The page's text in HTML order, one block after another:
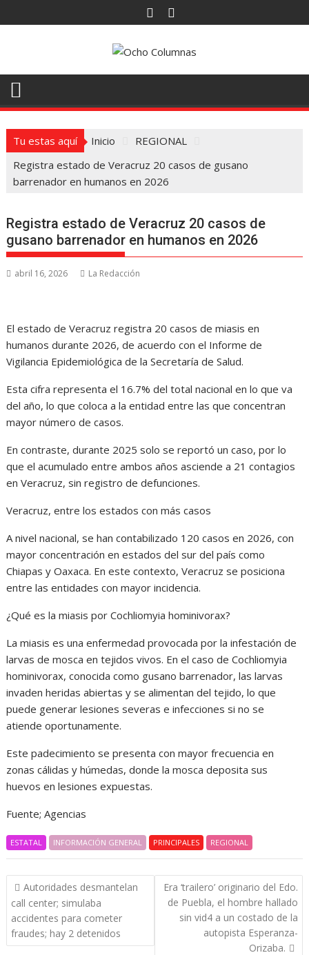
al
Tu estas aquí Inicio
REGIONAL
Registra estado de Veracruz 20 casos de gusano
barrenador en humanos en 2026
Registra estado de Veracruz 20 casos de
gusano barrenador en humanos en 2026
abril 16, 2026 La Redacción
El estado de Veracruz registra 20 casos de miasis en
humanos durante 2026, de acuerdo con el Informe de
Vigilancia Epidemiológica de la Secretaría de Salud.
Esta cifra representa el 16.7% del total nacional en lo que va
del año, lo que coloca a la entidad entre las que concentran
mayor número de casos.
En contraste, durante 2025 solo se reportó un caso, por lo
que el acumulado entre ambos años asciende a 21 contagios
en Veracruz, sin registro de defunciones.
Veracruz, entre los estados con más casos
A nivel nacional, se han contabilizado 120 casos en 2026, con
mayor concentración en estados del sur del país como
Chiapas y Oaxaca. En este contexto, Veracruz se posiciona
entre las entidades con mayor incidencia.
¿Qué es la miasis por Cochliomyia hominivorax?
La miasis es una enfermedad provocada por la infestación de
larvas de mosca en tejidos vivos. En el caso de Cochliomyia
hominivorax, conocida como gusano barrenador, las larvas
invaden heridas abiertas y se alimentan del tejido, lo que
puede generar lesiones severas e infecciones si no se
atiende oportunamente.
Este padecimiento se presenta con mayor frecuencia en
zonas cálidas y húmedas, donde la mosca deposita sus
huevos en lesiones expuestas.
Fuente; Agencias
ESTATAL INFORMACIÓN GENERAL PRINCIPALES REGIONAL
Navegación
de
entradas
Autoridades desmantelan
call center; simulaba
accidentes para cometer
fraudes; hay 2 detenidos
Era ‘trailero’ originario del Edo.
de Puebla, el hombre hallado
sin vid4 a un costado de la
autopista Esperanza-
Orizaba.